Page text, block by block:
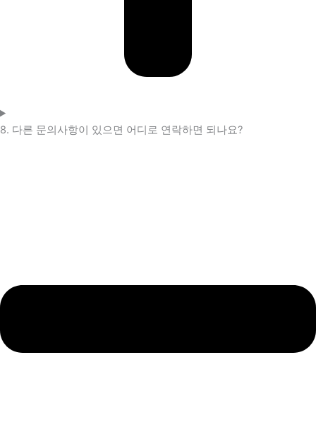
8. 다른 문의사항이 있으면 어디로 연락하면 되나요?